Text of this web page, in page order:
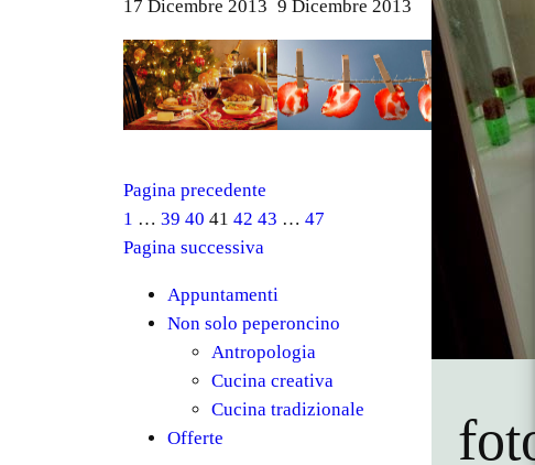
17 Dicembre 2013 9 Dicembre 2013
Pagina precedente
1 … 39 40 41 42 43 … 47
Pagina successiva
Appuntamenti
Non solo peperoncino
Antropologia
Cucina creativa
Cucina tradizionale
Offerte